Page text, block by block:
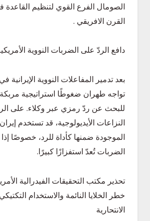
الصومال الفرع القوي لتنظيم
القرن الافريقي .
دافع الردّ على الضربات النووية
تواجه طهران ضغوطًا استراتيجية
للبحث عن ردّ رمزي عبر وكلاء. على
النزاعات الأيديولوجية، قد تستخدم
الموجودة ضمنها كأداة للرد، خصوصًا
الضربات تُعدّ استفزازًا كبيرًا.
خطر الخلايا النائمة والاستخدام
الانتحارية